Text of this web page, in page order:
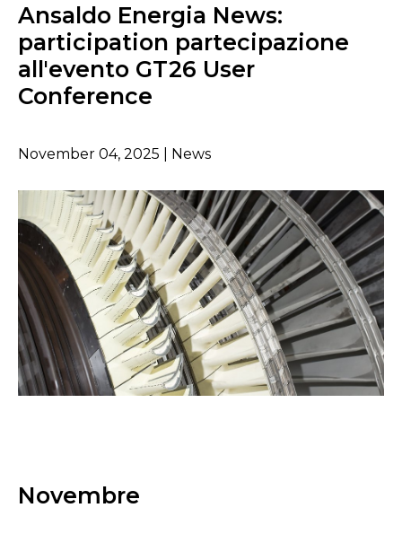
Ansaldo Energia News:
participation partecipazione
all'evento GT26 User
Conference
November 04, 2025 | News
Novembre